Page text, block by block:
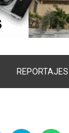
REPORTAJES